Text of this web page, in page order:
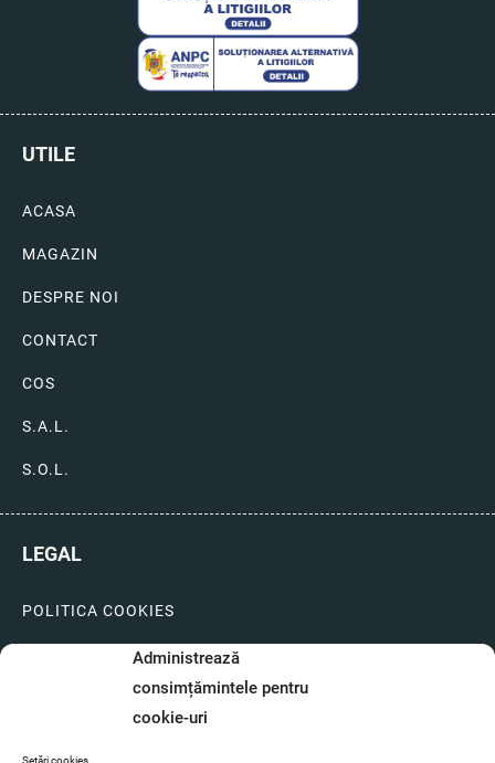
Administrează
consimțămintele pentru
cookie-uri
Setări cookies.
UTILE
ACASA
MAGAZIN
DESPRE NOI
CONTACT
COS
S.A.L.
S.O.L.
LEGAL
POLITICA COOKIES
LIVRARI SI PLATI
GARANTIE SI SERVICE